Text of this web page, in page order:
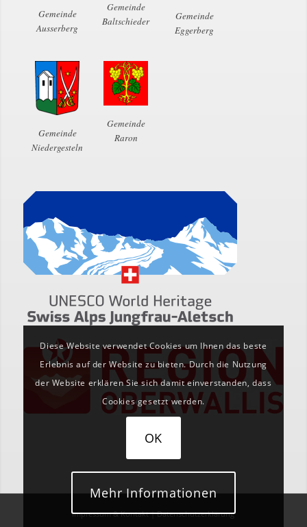
Gemeinde
Ausserberg
Gemeinde
Baltschieder
Gemeinde
Eggerberg
Gemeinde
Niedergesteln
Gemeinde
Raron
Impressum & Kontakt|Datenschutzerklärung
Diese Website verwendet Cookies um Ihnen das beste
Erlebnis auf der Website zu bieten. Durch die Nutzung
der Website erklären Sie sich damit einverstanden, dass
Cookies gesetzt werden.
OK
Mehr Informationen